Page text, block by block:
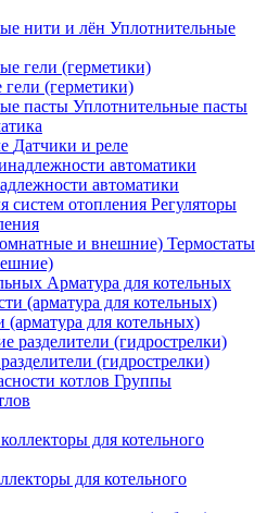
Уплотнительные
(герметики)
Уплотнительные пасты
Датчики и реле
автоматики
Регуляторы
Термостаты
Арматура для котельных
для котельных)
(гидрострелки)
Группы
для котельного